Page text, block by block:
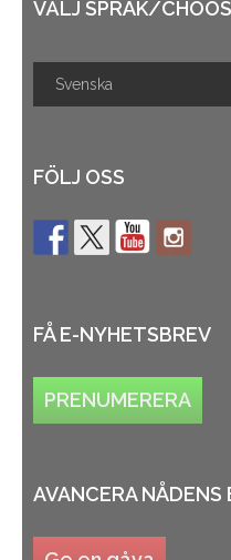
VÄLJ SPRÅK/
FÖLJ OSS
FÅ E-NYHETSBREV
PRENUMERERA
AVANCERA NÅDENS